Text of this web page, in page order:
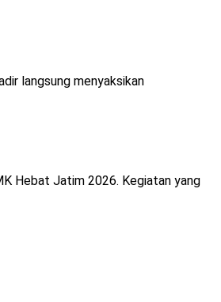
langsung menyaksikan
Hebat Jatim 2026. Kegiatan yang